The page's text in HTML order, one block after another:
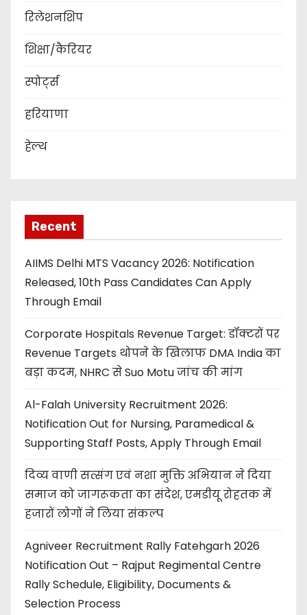
t
i
रिलेशनशिप
शिक्षा/कैरियर
स्पोर्ट्स
हरियाणा
हेल्थ
Recent
AIIMS Delhi MTS Vacancy 2026: Notification
Released, 10th Pass Candidates Can Apply
Through Email
Corporate Hospitals Revenue Target: डॉक्टरों पर
Revenue Targets थोपने के खिलाफ DMA India का
बड़ा कदम, NHRC से Suo Motu जांच की मांग
Al-Falah University Recruitment 2026:
Notification Out for Nursing, Paramedical &
Supporting Staff Posts, Apply Through Email
दिव्य वाणी सत्संग एवं नशा मुक्ति अभियान ने दिया
समाज को जागरूकता का संदेश, एमडीयू रोहतक में
हजारों लोगों ने लिया संकल्प
Agniveer Recruitment Rally Fatehgarh 2026
Notification Out – Rajput Regimental Centre
Rally Schedule, Eligibility, Documents &
Selection Process